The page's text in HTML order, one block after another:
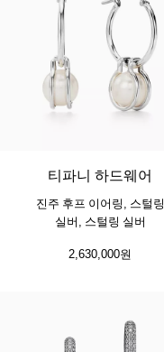
티파니 하드웨어
진주 후프 이어링, 스털링
실버, 스털링 실버
2,630,000원